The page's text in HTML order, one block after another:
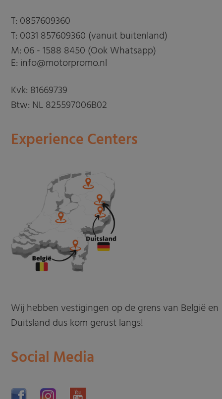
T: 0857609360
T: 0031 857609360 (vanuit buitenland)
M: 06 - 1588 8450 (Ook Whatsapp)
E: info@motorpromo.nl
Kvk: 81669739
Btw: NL 825597006B02
Experience Centers
Wij hebben vestigingen op de grens van België en
Duitsland dus kom gerust langs!
Social Media